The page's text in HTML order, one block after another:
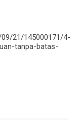
21/145000171/4-
tanpa-batas-